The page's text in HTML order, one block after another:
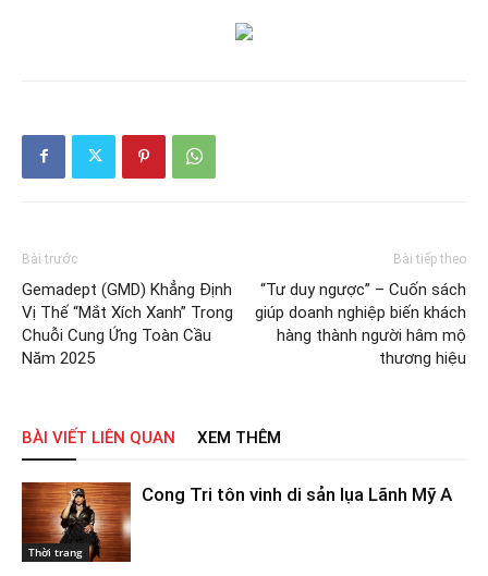
Bài trước
Gemadept (GMD) Khẳng Định
Vị Thế “Mắt Xích Xanh” Trong
Chuỗi Cung Ứng Toàn Cầu
Năm 2025
Bài tiếp theo
“Tư duy ngược” – Cuốn sách
giúp doanh nghiệp biến khách
hàng thành người hâm mộ
thương hiệu
BÀI VIẾT LIÊN QUAN XEM THÊM
Thời trang
Cong Tri tôn vinh di sản lụa Lãnh Mỹ A